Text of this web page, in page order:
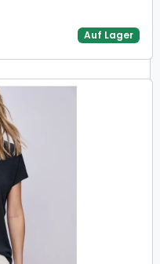
Auf Lager